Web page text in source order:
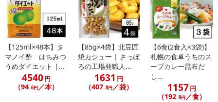
【125ml×48本】タ
マノイ酢 はちみつ
うめダイエット |...
4540円
（94.6円／本）
【85g×4袋】北豆匠
焼カシュー | さっぽ
ろの工場発職人...
1631 円
（407.8円／袋）
【6食(2食入×3袋)】
札幌の食卓うちのス
ープカレー昆布だ
し...
1157円
（192.9円／食）